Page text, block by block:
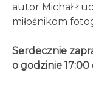
autor Michał
miłośnikom
Serdecznie
o godzinie